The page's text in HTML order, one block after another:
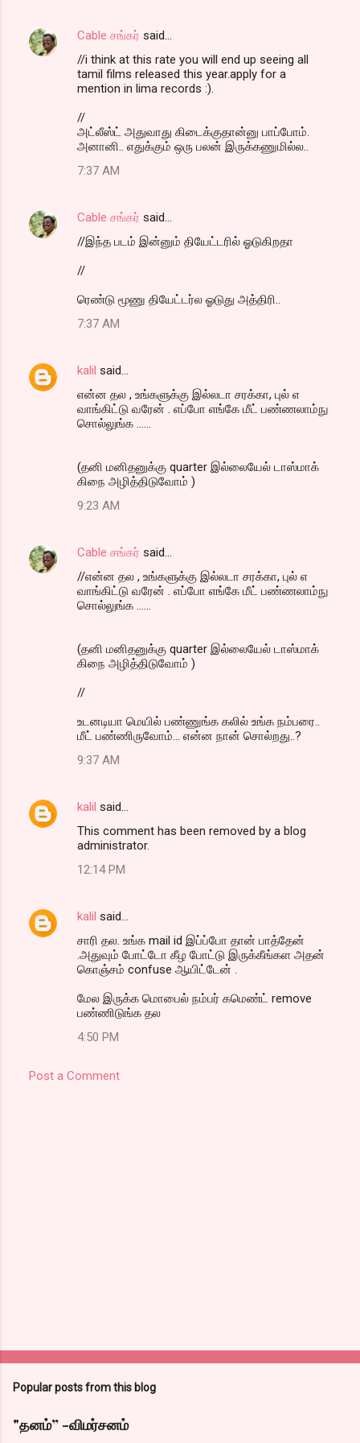
Cable சங்கர் said…
//i think at this rate you will end up seeing all
tamil films released this year.apply for a
mention in lima records :).
//
அட்லீஸ்ட் அதுவாது கிடைக்குதான்னு பாப்போம்.
அனானி.. எதுக்கும் ஒரு பலன் இருக்கணுமில்ல..
7:37 AM
Cable சங்கர் said…
//இந்த படம் இன்னும் தியேட்டரில் ஓடுகிறதா
//
ரெண்டு மூணு தியேட்டர்ல ஓடுது அத்திரி..
7:37 AM
kalil said…
என்ன தல , உங்களுக்கு இல்லடா சரக்கா, புல் எ
வாங்கிட்டு வரேன் . எப்போ எங்கே மீட் பண்ணலாம்நு
சொல்லுங்க ......
(தனி மனிதனுக்கு quarter இல்லையேல் டாஸ்மாக்
கிநை அழித்திடுவோம் )
9:23 AM
Cable சங்கர் said…
//என்ன தல , உங்களுக்கு இல்லடா சரக்கா, புல் எ
வாங்கிட்டு வரேன் . எப்போ எங்கே மீட் பண்ணலாம்நு
சொல்லுங்க ......
(தனி மனிதனுக்கு quarter இல்லையேல் டாஸ்மாக்
கிநை அழித்திடுவோம் )
//
உடனடியா மெயில் பண்ணுங்க கலில் உங்க நம்பரை..
மீட் பண்ணிருவோம்... என்ன நான் சொல்றது..?
9:37 AM
kalil said…
This comment has been removed by a blog
administrator.
12:14 PM
kalil said…
சாரி தல. உங்க mail id இப்ப்போ தான் பாத்தேன்
.அதுவும் போட்டோ கீழ போட்டு இருக்கீங்கள அதன்
கொஞ்சம் confuse ஆயிட்டேன் .
மேல இருக்க மொபைல் நம்பர் கமெண்ட் remove
பண்ணிடுங்க தல
4:50 PM
Post a Comment
Popular posts from this blog
"தனம்” -விமர்சனம்